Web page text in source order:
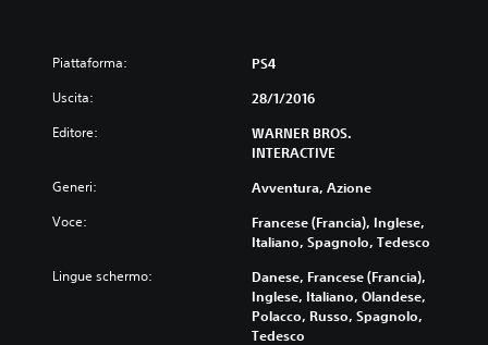
Piattaforma: PS4
Uscita: 28/1/2016
Editore:
WARNER BROS.
INTERACTIVE
Generi: Avventura, Azione
Voce:
Francese (Francia), Inglese,
Italiano, Spagnolo, Tedesco
Lingue schermo:
Danese, Francese (Francia),
Inglese, Italiano, Olandese,
Polacco, Russo, Spagnolo,
Tedesco